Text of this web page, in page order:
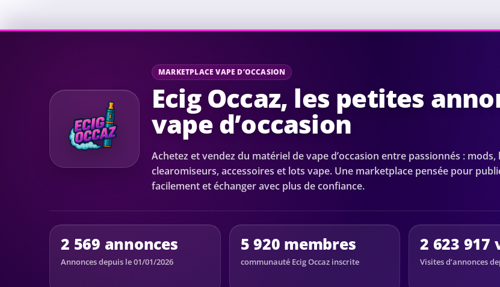
MARKETPLACE VAPE D’OCCASION
Ecig Occaz, les petites
vape d’occasion
Achetez et vendez du matériel de vape d’occasion entre passionnés :
clearomiseurs, accessoires et lots vape. Une marketplace pensée pour
facilement et échanger avec plus de confiance.
2 569 annonces
Annonces depuis le 01/01/2026
5 920 membres
communauté Ecig Occaz inscrite
2 623 917
Visites d’annonces